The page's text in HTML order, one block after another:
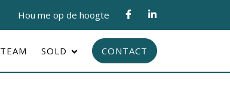
Hou me op de hoogte
TEAM SOLD CONTACT